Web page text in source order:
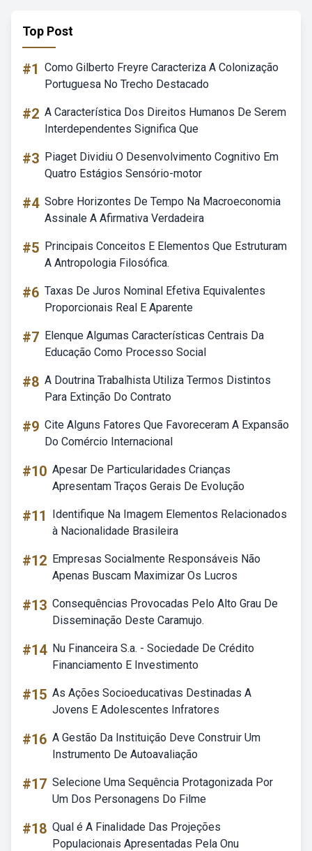
Top Post
#1 Como Gilberto Freyre Caracteriza A Colonização
Portuguesa No Trecho Destacado
#2 A Característica Dos Direitos Humanos De Serem
Interdependentes Significa Que
#3 Piaget Dividiu O Desenvolvimento Cognitivo Em
Quatro Estágios Sensório-motor
#4 Sobre Horizontes De Tempo Na Macroeconomia
Assinale A Afirmativa Verdadeira
#5 Principais Conceitos E Elementos Que Estruturam
A Antropologia Filosófica.
#6 Taxas De Juros Nominal Efetiva Equivalentes
Proporcionais Real E Aparente
#7 Elenque Algumas Características Centrais Da
Educação Como Processo Social
#8 A Doutrina Trabalhista Utiliza Termos Distintos
Para Extinção Do Contrato
#9 Cite Alguns Fatores Que Favoreceram A Expansão
Do Comércio Internacional
#10 Apesar De Particularidades Crianças
Apresentam Traços Gerais De Evolução
#11
Identifique Na Imagem Elementos Relacionados
à Nacionalidade Brasileira
#12 Empresas Socialmente Responsáveis Não
Apenas Buscam Maximizar Os Lucros
#13 Consequências Provocadas Pelo Alto Grau De
Disseminação Deste Caramujo.
#14 Nu Financeira S.a. - Sociedade De Crédito
Financiamento E Investimento
#15 As Ações Socioeducativas Destinadas A
Jovens E Adolescentes Infratores
#16 A Gestão Da Instituição Deve Construir Um
Instrumento De Autoavaliação
#17 Selecione Uma Sequência Protagonizada Por
Um Dos Personagens Do Filme
#18 Qual é A Finalidade Das Projeções
Populacionais Apresentadas Pela Onu